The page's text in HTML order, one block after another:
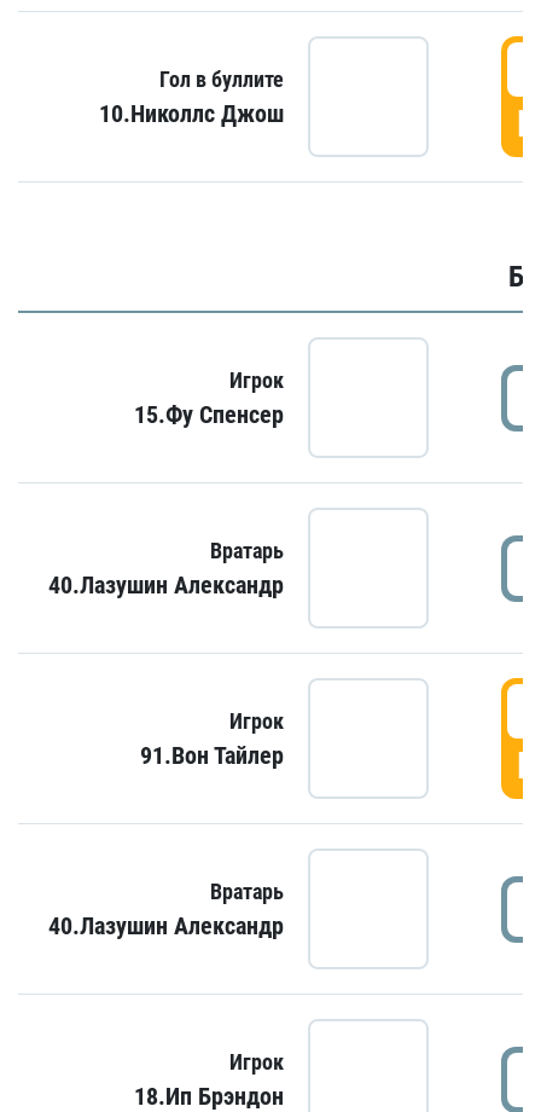
Гол в буллите
10.Николлс Джош
Игрок
15.Фу Спенсер
Вратарь
40.Лазушин Александр
Игрок
91.Вон Тайлер
Вратарь
40.Лазушин Александр
Игрок
18.Ип Брэндон